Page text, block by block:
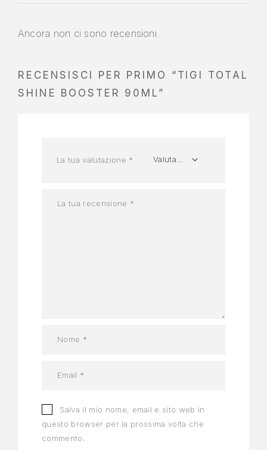
Ancora non ci sono recensioni.
RECENSISCI PER PRIMO “TIGI TOTAL
SHINE BOOSTER 90ML”
La tua valutazione *
Salva il mio nome, email e sito web in
questo browser per la prossima volta che
commento.